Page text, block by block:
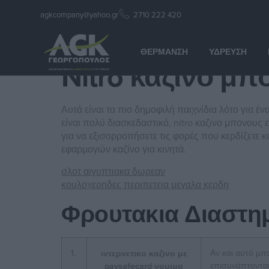
agkcompany@yahoo.gr 2710 222 420
ΘΈΡΜΑΝΣΗ ΎΔΡΕΥΣΗ
Nitro καζινο
Nitro καζινο
Αυτά είναι τα πιο δημοφιλή παιχνίδια λότο
είναι πολύ διασκεδαστικό, nitro καζινο
για να εξισορροπήσετε τις φορές που
εφαρμογών καζίνο για κινητά.
σλοτ αιγυπτιακα δωρεαν
κουλοχερηδες περιπετεια μεγαλα κερδη
Φρουτακια